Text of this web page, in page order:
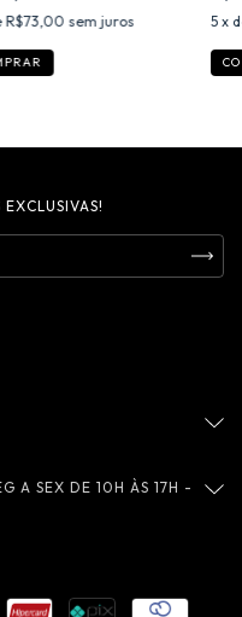
R$73,00 sem juros 5 x
A SEX DE 10H ÀS 17H -